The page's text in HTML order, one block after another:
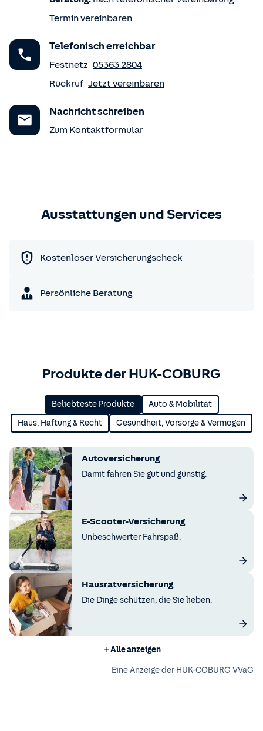
Termin vereinbaren
Telefonisch erreichbar
Festnetz 05363 2804
Rückruf Jetzt vereinbaren
Nachricht schreiben
Zum Kontaktformular
Ausstattungen und Services
Kostenloser Versicherungscheck
Persönliche Beratung
Produkte der HUK-COBURG
Beliebteste Produkte Auto & Mobilität
Haus, Haftung & Recht Gesundheit, Vorsorge & Vermögen
Autoversicherung
Damit fahren Sie gut und günstig.
E-Scooter-Versicherung
Unbeschwerter Fahrspaß.
Hausratversicherung
Die Dinge schützen, die Sie lieben.
Alle anzeigen
Eine Anzeige der HUK-COBURG VVaG